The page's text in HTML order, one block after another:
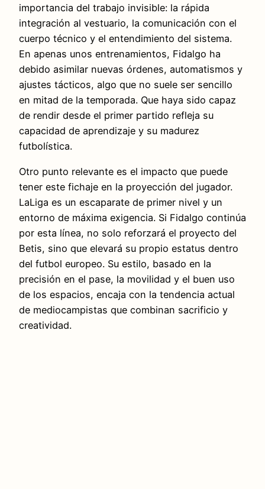
importancia del trabajo invisible: la rápida
integración al vestuario, la comunicación con el
cuerpo técnico y el entendimiento del sistema.
En apenas unos entrenamientos, Fidalgo ha
debido asimilar nuevas órdenes, automatismos y
ajustes tácticos, algo que no suele ser sencillo
en mitad de la temporada. Que haya sido capaz
de rendir desde el primer partido refleja su
capacidad de aprendizaje y su madurez
futbolística.
Otro punto relevante es el impacto que puede
tener este fichaje en la proyección del jugador.
LaLiga es un escaparate de primer nivel y un
entorno de máxima exigencia. Si Fidalgo continúa
por esta línea, no solo reforzará el proyecto del
Betis, sino que elevará su propio estatus dentro
del futbol europeo. Su estilo, basado en la
precisión en el pase, la movilidad y el buen uso
de los espacios, encaja con la tendencia actual
de mediocampistas que combinan sacrificio y
creatividad.